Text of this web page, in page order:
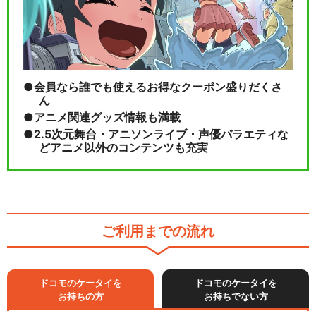
会員なら誰でも使えるお得なクーポン盛りだくさ
ん
アニメ関連グッズ情報も満載
2.5次元舞台・アニソンライブ・声優バラエティな
どアニメ以外のコンテンツも充実
ご利用までの流れ
ドコモのケータイを
お持ちの方
ドコモのケータイを
お持ちでない方